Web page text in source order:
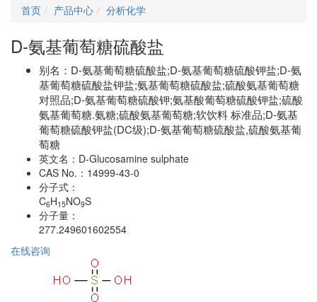
首页
产品中心 分析化学
D-氨基葡萄糖硫酸盐
别名： D-氨基葡萄糖硫酸盐;D-氨基葡萄糖硫酸钾盐;D-氨
基葡萄糖硫酸盐钾盐;氨基葡萄糖硫酸盐;硫酸氨基葡萄糖
对照品;D-氨基葡萄糖硫酸钾;氨基酸葡萄糖硫酸钾盐;硫酸
氨基葡萄糖.氨糖;硫酸氨基葡萄糖;软饮料 标准品;D-氨基
葡萄糖硫酸钾盐(DC级);D-氨基葡萄糖硫酸盐,硫酸氨基葡
萄糖
英文名： D-Glucosamine sulphate
CAS No.： 14999-43-0
分子式：
C6H15NO9S
分子量：
277.249601602554
在线咨询